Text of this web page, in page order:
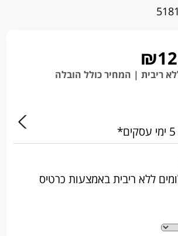
תשלומים ללא ריבית באמצעות כרטיס